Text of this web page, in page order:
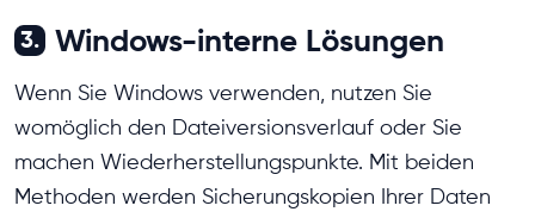
3. Windows-interne Lösungen
Wenn Sie Windows verwenden, nutzen Sie
womöglich den Dateiversionsverlauf oder Sie
machen Wiederherstellungspunkte. Mit beiden
Methoden werden Sicherungskopien Ihrer Daten